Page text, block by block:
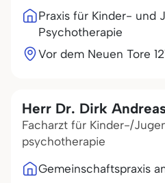
Praxis für Kinder- und
Psychotherapie
Vor dem Neuen Tore 1
Herr Dr. Dirk
Facharzt für Kinder-/
psychotherapie
Gemeinschaftspraxis